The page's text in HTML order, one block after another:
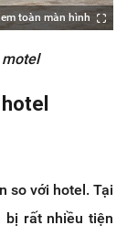
toàn màn hình
so với hotel. Tại
bị rất nhiều tiện